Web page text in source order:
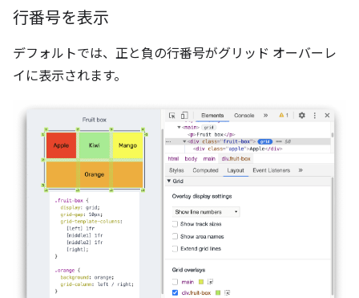
行番号を表示
デフォルトでは、正と負の行番号がグリッド オーバーレ
イに表示されます。